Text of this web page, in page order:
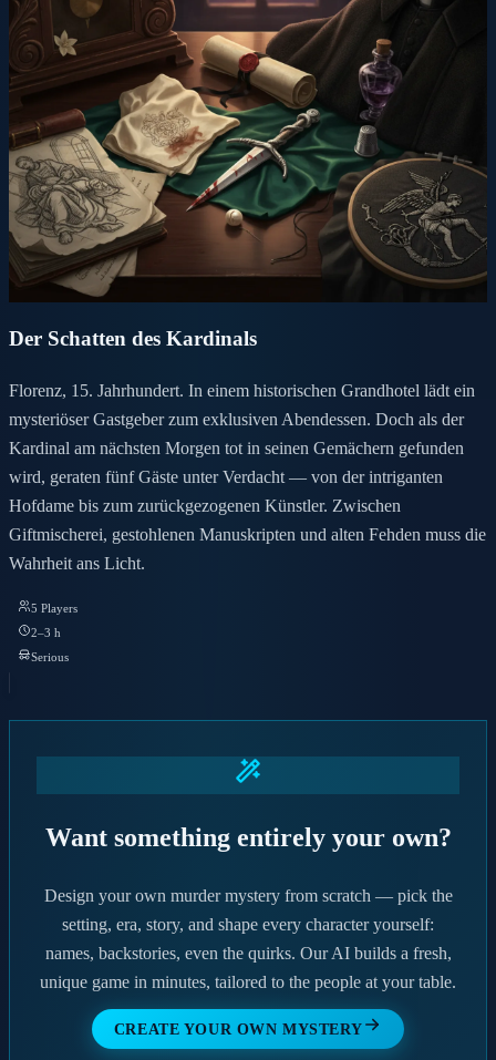
Der Schatten des Kardinals
Florenz, 15. Jahrhundert. In einem historischen Grandhotel lädt ein
mysteriöser Gastgeber zum exklusiven Abendessen. Doch als der
Kardinal am nächsten Morgen tot in seinen Gemächern gefunden
wird, geraten fünf Gäste unter Verdacht — von der intriganten
Hofdame bis zum zurückgezogenen Künstler. Zwischen
Giftmischerei, gestohlenen Manuskripten und alten Fehden muss die
Wahrheit ans Licht.
5 Players
2–3 h
Serious
Want something entirely your own?
Design your own murder mystery from scratch — pick the
setting, era, story, and shape every character yourself:
names, backstories, even the quirks. Our AI builds a fresh,
unique game in minutes, tailored to the people at your table.
CREATE YOUR OWN MYSTERY